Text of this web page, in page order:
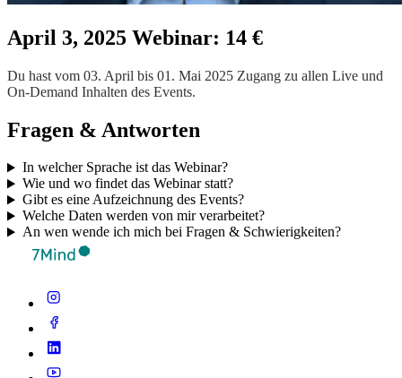
April 3, 2025 Webinar: 14 €
Du hast vom 03. April bis 01. Mai 2025 Zugang zu allen Live und
On-Demand Inhalten des Events.
Fragen & Antworten
In welcher Sprache ist das Webinar?
Wie und wo findet das Webinar statt?
Gibt es eine Aufzeichnung des Events?
Welche Daten werden von mir verarbeitet?
An wen wende ich mich bei Fragen & Schwierigkeiten?